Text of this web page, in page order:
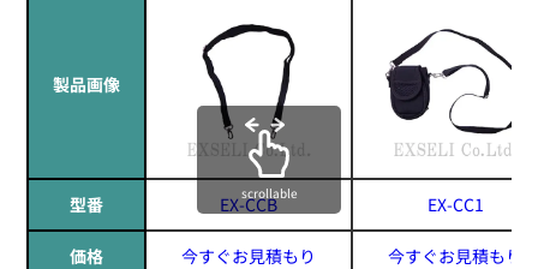
製品画像
型番 EX-CCB EX-CC1
価格 今すぐお見積もり 今すぐお見積もり
scrollable